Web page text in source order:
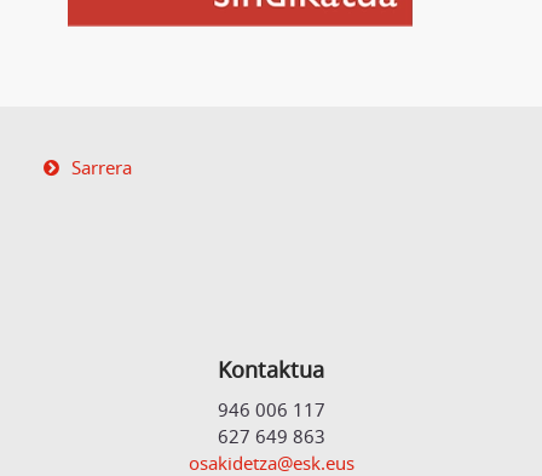
Sarrera
Kontaktua
946 006 117
627 649 863
osakidetza@esk.eus